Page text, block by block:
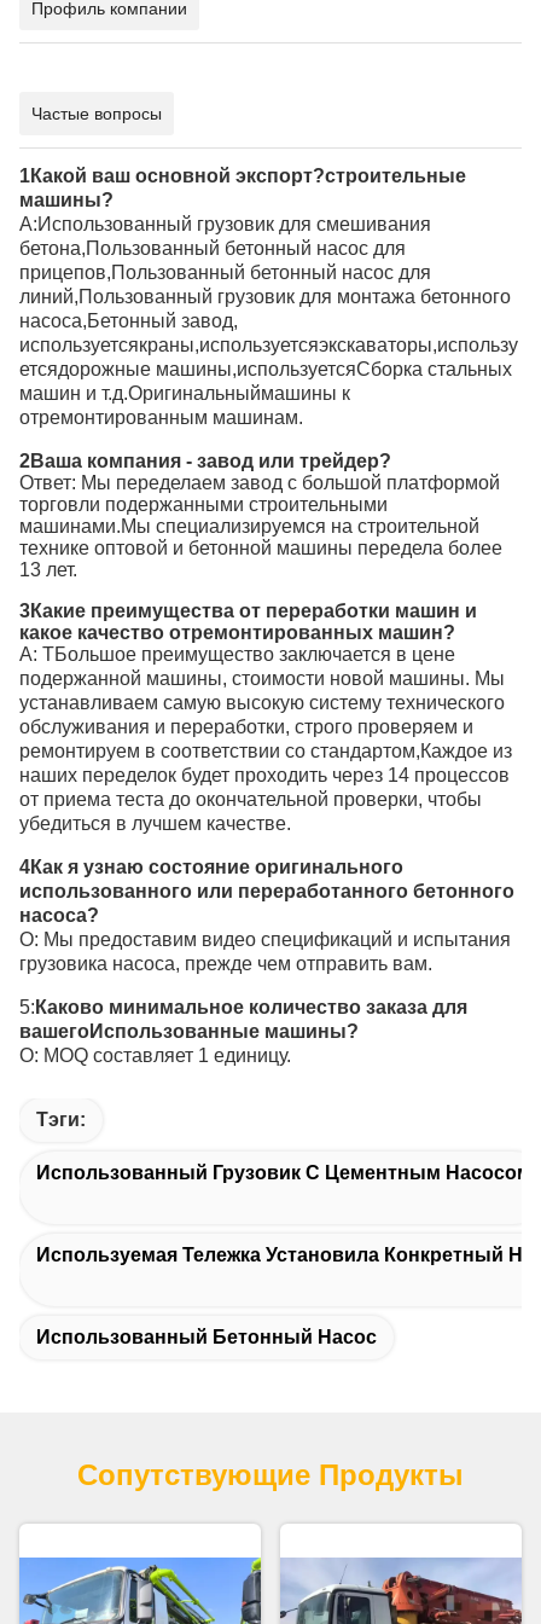
Профиль компании
Частые вопросы
1Какой ваш основной экспорт?строительные
машины?
А:Использованный грузовик для смешивания
бетона,Пользованный бетонный насос для
прицепов,Пользованный бетонный насос для
линий,Пользованный грузовик для монтажа бетонного
насоса,Бетонный завод,
используетсякраны,используетсяэкскаваторы,использу
етсядорожные машины,используетсяСборка стальных
машин и т.д.Оригинальныймашины к
отремонтированным машинам.
2Ваша компания - завод или трейдер?
Ответ: Мы переделаем завод с большой платформой
торговли подержанными строительными
машинами.Мы специализируемся на строительной
технике оптовой и бетонной машины передела более
13 лет.
3Какие преимущества от переработки машин и
какое качество отремонтированных машин?
А: ТБольшое преимущество заключается в цене
подержанной машины, стоимости новой машины. Мы
устанавливаем самую высокую систему технического
обслуживания и переработки, строго проверяем и
ремонтируем в соответствии со стандартом,Каждое из
наших переделок будет проходить через 14 процессов
от приема теста до окончательной проверки, чтобы
убедиться в лучшем качестве.
4Как я узнаю состояние оригинального
использованного или переработанного бетонного
насоса?
О: Мы предоставим видео спецификаций и испытания
грузовика насоса, прежде чем отправить вам.
5: Каково минимальное количество заказа для
вашегоИспользованные машины?
О: MOQ составляет 1 единицу.
Тэги:
Использованный Грузовик С Цементным Насосом
Используемая Тележка Установила Конкретный
Использованный Бетонный Насос
Сопутствующие Продукты